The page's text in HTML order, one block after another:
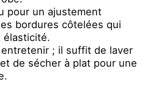
pour un ajustement
bordures côtelées qui
entretenir ; il suffit de laver
de sécher à plat pour une